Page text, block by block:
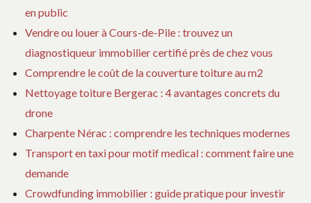
en public
Vendre ou louer à Cours-de-Pile : trouvez un
diagnostiqueur immobilier certifié près de chez vous
Comprendre le coût de la couverture toiture au m2
Nettoyage toiture Bergerac : 4 avantages concrets du
drone
Charpente Nérac : comprendre les techniques modernes
Transport en taxi pour motif medical : comment faire une
demande
Crowdfunding immobilier : guide pratique pour investir